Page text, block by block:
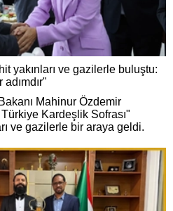
yakınları ve gazilerle buluştu:
Mahinur Özdemir
Kardeşlik Sofrası"
ve gazilerle bir araya geldi.